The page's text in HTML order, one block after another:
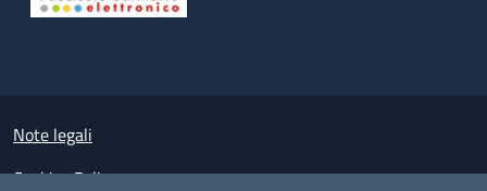
Small prints
Note legali
Cookies Policy